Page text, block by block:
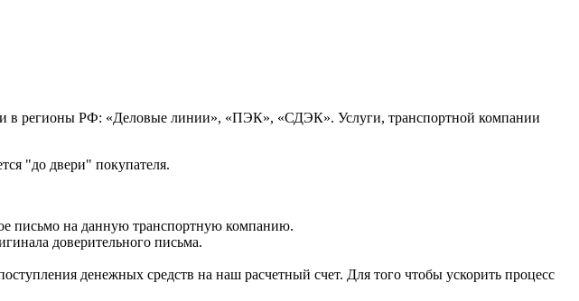
и в регионы РФ: «Деловые линии», «ПЭК», «СДЭК». Услуги, транспортной компании
"до двери" покупателя.
письмо на данную транспортную компанию.
доверительного письма.
денежных средств на наш расчетный счет. Для того чтобы ускорить процесс